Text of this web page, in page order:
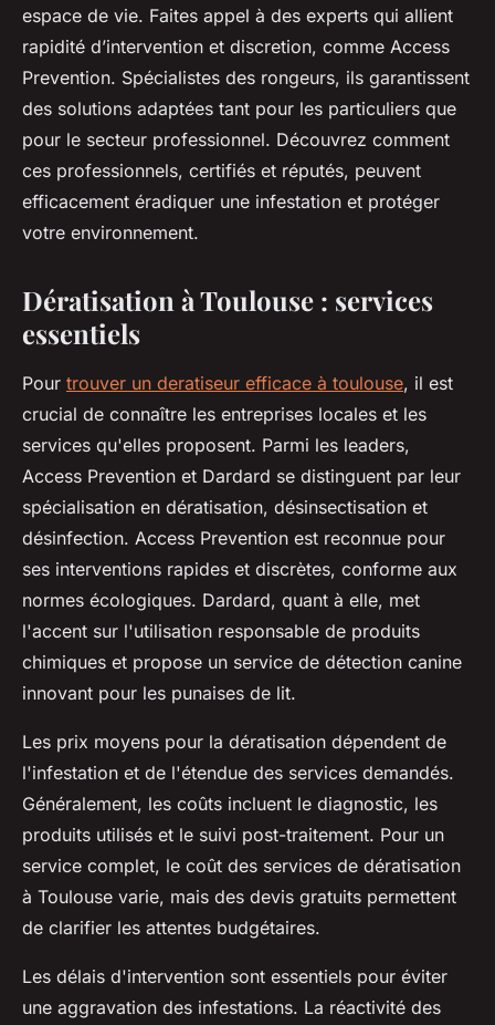
espace de vie. Faites appel à des experts qui allient
rapidité d’intervention et discretion, comme Access
Prevention. Spécialistes des rongeurs, ils garantissent
des solutions adaptées tant pour les particuliers que
pour le secteur professionnel. Découvrez comment
ces professionnels, certifiés et réputés, peuvent
efficacement éradiquer une infestation et protéger
votre environnement.
Dératisation à Toulouse : services
essentiels
Pour trouver un deratiseur efficace à toulouse, il est
crucial de connaître les entreprises locales et les
services qu'elles proposent. Parmi les leaders,
Access Prevention et Dardard se distinguent par leur
spécialisation en dératisation, désinsectisation et
désinfection. Access Prevention est reconnue pour
ses interventions rapides et discrètes, conforme aux
normes écologiques. Dardard, quant à elle, met
l'accent sur l'utilisation responsable de produits
chimiques et propose un service de détection canine
innovant pour les punaises de lit.
Les prix moyens pour la dératisation dépendent de
l'infestation et de l'étendue des services demandés.
Généralement, les coûts incluent le diagnostic, les
produits utilisés et le suivi post-traitement. Pour un
service complet, le coût des services de dératisation
à Toulouse varie, mais des devis gratuits permettent
de clarifier les attentes budgétaires.
Les délais d'intervention sont essentiels pour éviter
une aggravation des infestations. La réactivité des